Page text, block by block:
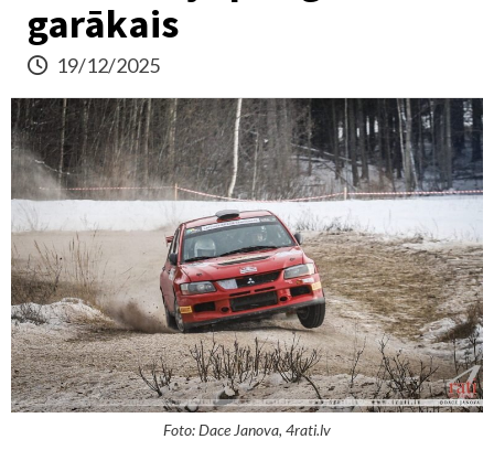
garākais
19/12/2025
Foto: Dace Janova, 4rati.lv